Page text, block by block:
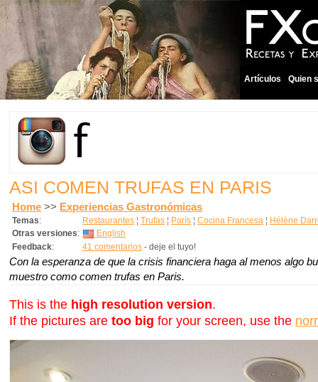
Artículos Quien
ASI COMEN TRUFAS EN PARIS
Home >> Experiencias Gastronómicas
Temas: Restaurantes ¦ Trufas ¦ París ¦ Cocina Francesa ¦ Hélène
Otras versiones:
English
Feedback: 41 comentarios - deje el tuyo!
Con la esperanza de que la crisis financiera haga al menos algo
muestro como comen trufas en Paris.
This is the high resolution version.
If the pictures are too big for your screen, use the